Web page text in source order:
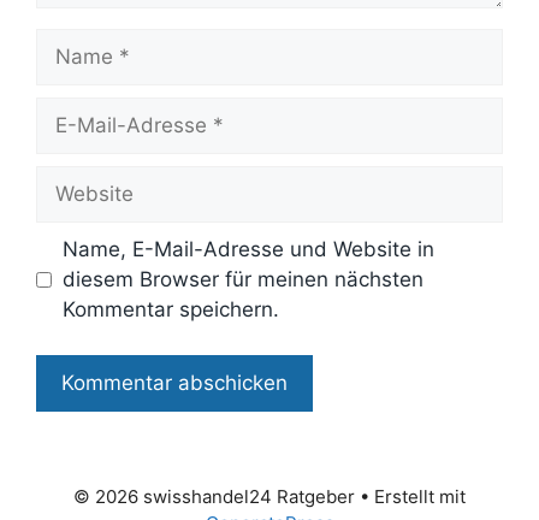
Mail-
Name, E-Mail-Adresse und Website in
diesem Browser für meinen nächsten
Kommentar speichern.
© 2026 swisshandel24 Ratgeber • Erstellt mit